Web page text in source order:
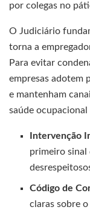
por colegas no
O Judiciário
torna a
Para evitar
empresas adotem
e mantenham
saúde ocupacional
Intervenção
primeiro sinal
Código de
claras sobre